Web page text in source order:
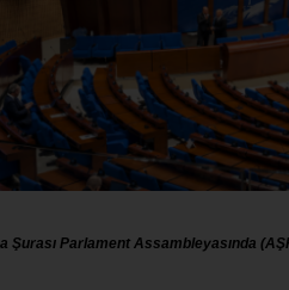
Şurası Parlament Assambleyasında